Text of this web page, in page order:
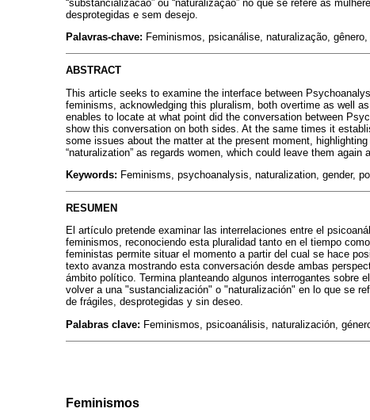
“substancializacão” ou “naturalização” no que se refere às
desprotegidas e sem desejo.
Palavras-chave: Feminismos, psicanálise, naturalização,
ABSTRACT
This article seeks to examine the interface between
feminisms, acknowledging this pluralism, both overtime as well
enables to locate at what point did the conversation between
show this conversation on both sides. At the same times it
some issues about the matter at the present moment,
“naturalization” as regards women, which could leave them
Keywords: Feminisms, psychoanalysis, naturalization, gender,
RESUMEN
El artículo pretende examinar las interrelaciones entre el
feminismos, reconociendo esta pluralidad tanto en el tiempo
feministas permite situar el momento a partir del cual se hace
texto avanza mostrando esta conversación desde ambas
ámbito político. Termina planteando algunos interrogantes sobre
volver a una "sustancialización" o "naturalización" en lo que se
de frágiles, desprotegidas y sin deseo.
Palabras clave: Feminismos, psicoanálisis, naturalización,
Feminismos